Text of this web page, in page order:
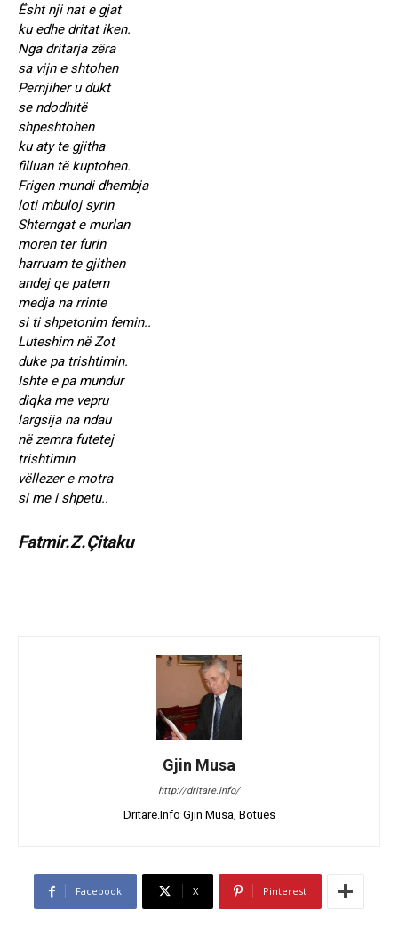
Ësht nji nat e gjat
ku edhe dritat iken.
Nga dritarja zëra
sa vijn e shtohen
Pernjiher u dukt
se ndodhitë
shpeshtohen
ku aty te gjitha
filluan të kuptohen.
Frigen mundi dhembja
loti mbuloj syrin
Shterngat e murlan
moren ter furin
harruam te gjithen
andej qe patem
medja na rrinte
si ti shpetonim femin..
Luteshim në Zot
duke pa trishtimin.
Ishte e pa mundur
diqka me vepru
largsija na ndau
në zemra futetej
trishtimin
vëllezer e motra
si me i shpetu..
Fatmir.Z.Çitaku
Gjin Musa
http://dritare.info/
Dritare.Info Gjin Musa, Botues
Facebook X Pinterest